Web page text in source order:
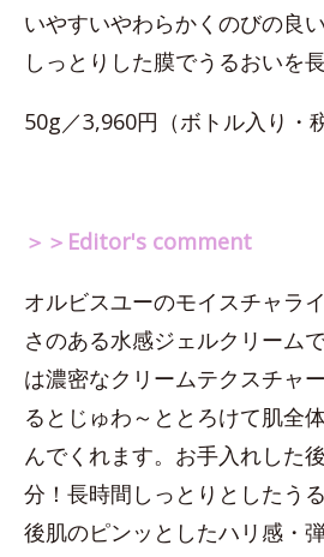
いやすいやわらかくのびの良
しっとりした膜でうるおいを
50g／3,960円（ボトル入り・
＞＞Editor's comment
オルビスユーのモイスチャラ
さのある水感ジェルクリーム
は濃密なクリームテクスチャ
るとじゅわ～ととろけて肌全
んでくれます。お手入れした
分！長時間しっとりとしたう
後肌のピンッとしたハリ感・